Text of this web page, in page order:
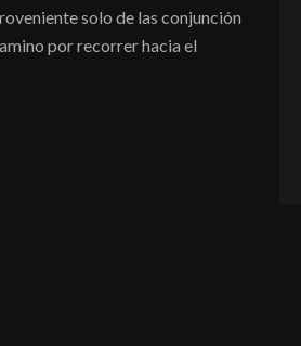
solo de las conjunción
por recorrer hacia el